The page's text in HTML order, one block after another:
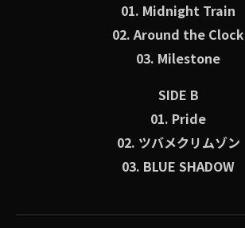
01. Midnight Train
02. Around the Clock
03. Milestone
SIDE B
01. Pride
02. ツバメクリムゾン
03. BLUE SHADOW